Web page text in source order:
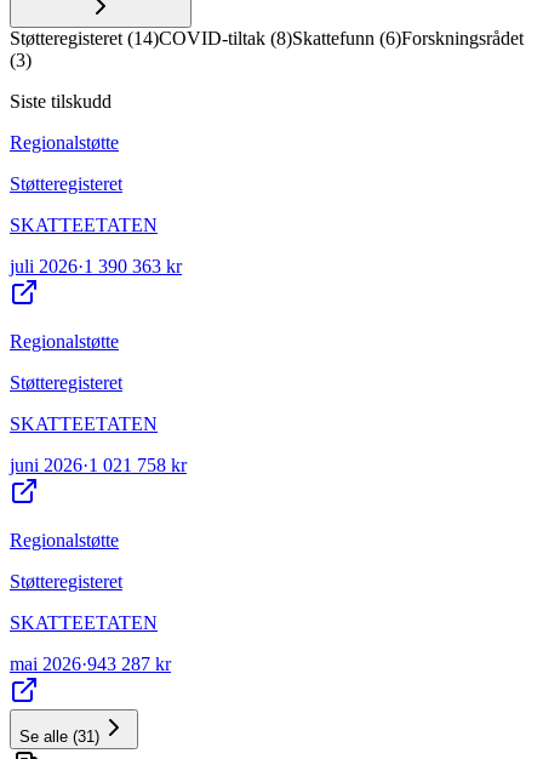
Støtteregisteret (14)COVID-tiltak (8)Skattefunn (6)Forskningsrådet
(3)
Siste tilskudd
Regionalstøtte
Støtteregisteret
SKATTEETATEN
juli 2026·1 390 363 kr
Regionalstøtte
Støtteregisteret
SKATTEETATEN
juni 2026·1 021 758 kr
Regionalstøtte
Støtteregisteret
SKATTEETATEN
mai 2026·943 287 kr
Se alle (31)